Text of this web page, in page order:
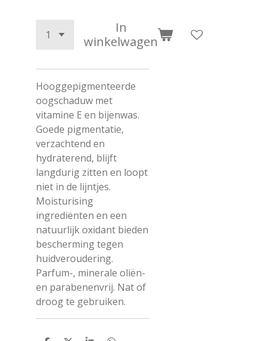
In
winkelwagen
Hooggepigmenteerde
oogschaduw met
vitamine E en bijenwas.
Goede pigmentatie,
verzachtend en
hydraterend, blijft
langdurig zitten en loopt
niet in de lijntjes.
Moisturising
ingrediënten en een
natuurlijk oxidant bieden
bescherming tegen
huidveroudering.
Parfum-, minerale oliën-
en parabenenvrij. Nat of
droog te gebruiken.